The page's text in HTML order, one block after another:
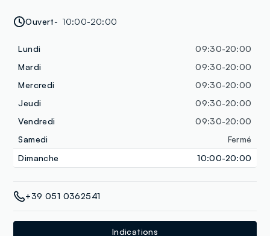
Ouvert 10:00-20:00
Lundi
09:30-20:00
Mardi
09:30-20:00
Mercredi
09:30-20:00
Jeudi
09:30-20:00
Vendredi
09:30-20:00
Samedi
Fermé
Dimanche
10:00-20:00
+39 051 0362541
Indications